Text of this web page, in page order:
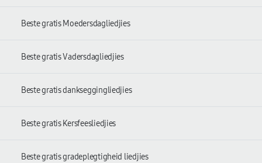
Beste gratis Moedersdagliedjies
Beste gratis Vadersdagliedjies
Beste gratis dankseggingliedjies
Beste gratis Kersfeesliedjies
Beste gratis gradeplegtigheid liedjies